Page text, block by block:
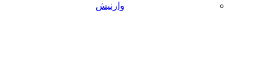
وارنیش